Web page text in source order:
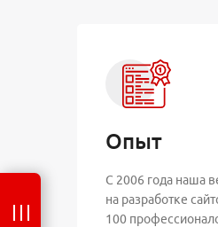
Опыт
С 2006 года наша
на разработке
100